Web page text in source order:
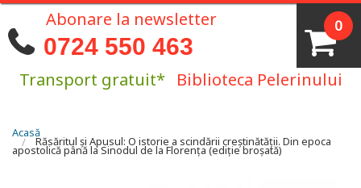
0
Abonare la newsletter
0724 550 463
Transport gratuit* Biblioteca Pelerinului
Eşti aici
Acasă
Răsăritul și Apusul: O istorie a scindării creștinătății. Din epoca
apostolică până la Sinodul de la Florența (ediție broșată)